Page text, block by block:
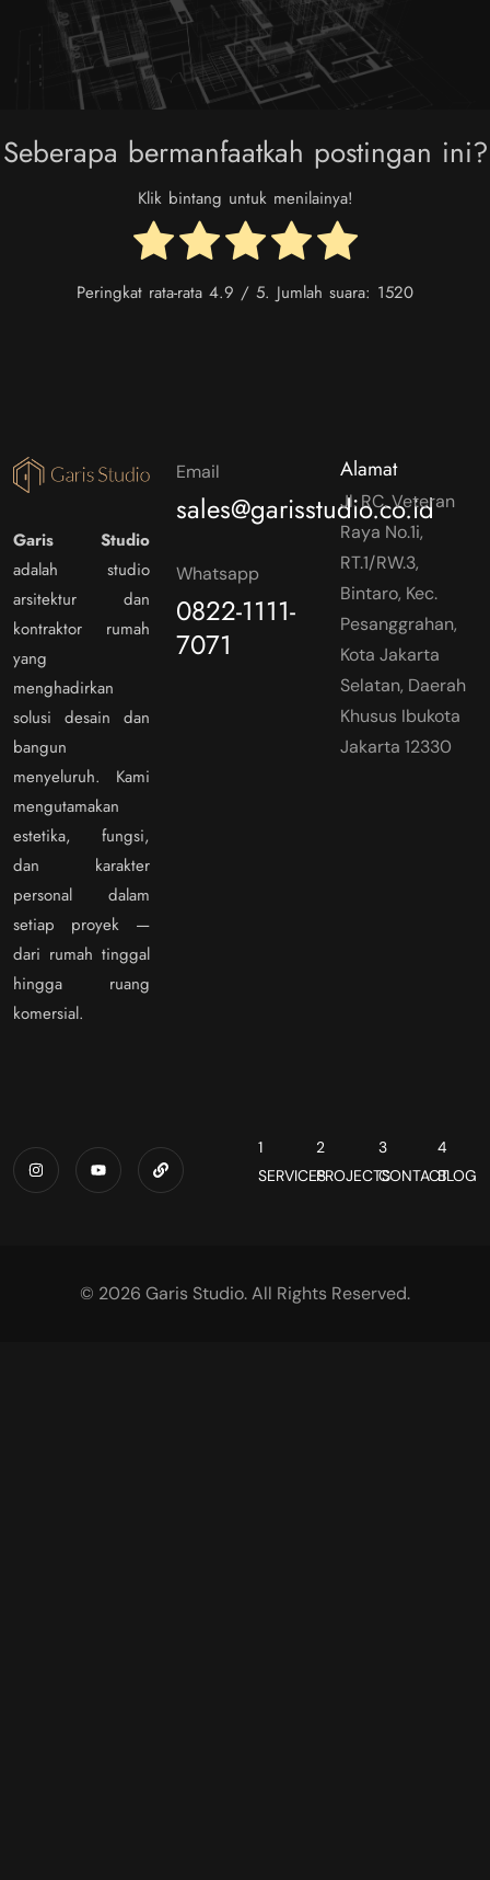
Seberapa bermanfaatkah postingan ini?
Klik bintang untuk menilainya!
Peringkat rata-rata 4.9 / 5. Jumlah suara: 1520
Garis Studio
adalah studio
arsitektur dan
kontraktor rumah
yang
menghadirkan
solusi desain dan
bangun
menyeluruh. Kami
mengutamakan
estetika, fungsi,
dan karakter
personal dalam
setiap proyek —
dari rumah tinggal
hingga ruang
komersial.
Email
sales@garisstudio.co.id
Whatsapp
0822-1111-
7071
Alamat
Jl. RC. Veteran
Raya No.1i,
RT.1/RW.3,
Bintaro, Kec.
Pesanggrahan,
Kota Jakarta
Selatan, Daerah
Khusus Ibukota
Jakarta 12330
1
SERVICES
2
PROJECTS
3
CONTACT
4
BLOG
© 2026 Garis Studio. All Rights Reserved.